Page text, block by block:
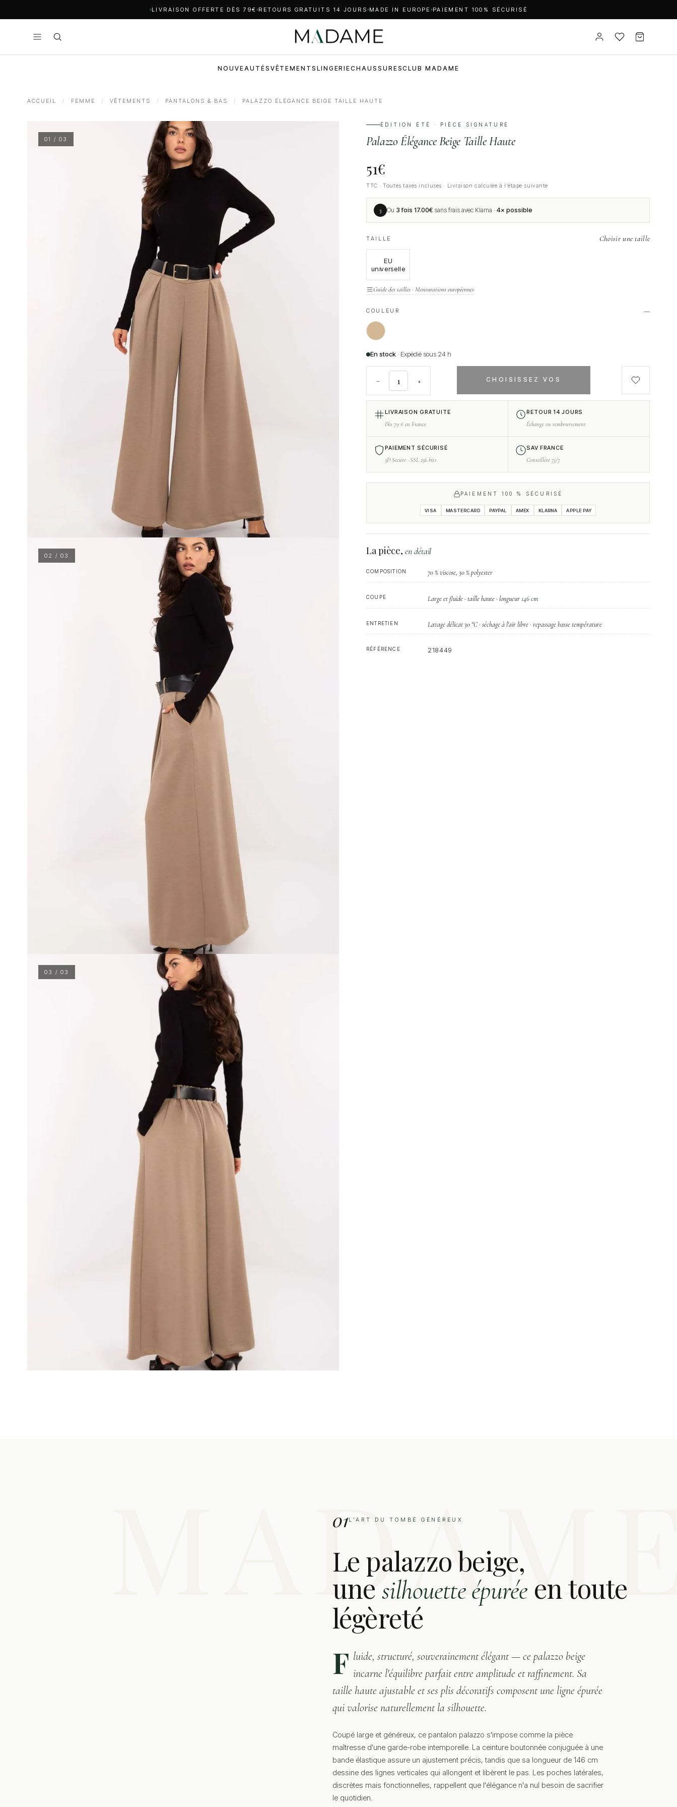
LIVRAISON OFFERTE DÈS 79€ RETOURS GRATUITS 14 JOURS MADE IN EUROPE PAIEMENT 100% SÉCURISÉ
NOUVEAUTÉS VÊTEMENTS LINGERIECHAUSSURESCLUB MADAME
ACCUEIL / FEMME / VÊTEMENTS / PANTALONS & BAS / PALAZZO ÉLÉGANCE BEIGE TAILLE HAUTE
01 / 03
02 / 03
03 / 03
ÉDITION ÉTÉ · PIÈCE SIGNATURE
Palazzo Élégance Beige Taille Haute
51€
TTC · Toutes taxes incluses · Livraison calculée à l'étape suivante
3 Ou 3 fois17.00€ sans frais avec Klarna ·4× possible
TAILLE Choisir une taille
EU
universelle
Guide des tailles · Mensurations européennes
COULEUR —
En stock · Expédié sous 24 h
− + CHOISISSEZ VOS
LIVRAISON GRATUITE
Dès 79 € en France
RETOUR 14 JOURS
Échange ou remboursement
PAIEMENT SÉCURISÉ
3D Secure · SSL 256 bits
SAV FRANCE
Conseillère 7j/7
PAIEMENT 100 % SÉCURISÉ
VISA MASTERCARD PAYPAL AMEX KLARNA APPLE PAY
La pièce,en détail
COMPOSITION 70 % viscose, 30 % polyester
COUPE Large et fluide · taille haute · longueur146 cm
ENTRETIEN Lavage délicat 30 °C · séchage à l'air libre · repassage basse température
RÉFÉRENCE 218449
01L'ART DU TOMBÉ GÉNÉREUX
Le palazzo beige,
une silhouette épurée en toute
légèreté
F luide, structuré, souverainement élégant — ce palazzo beige
incarne l'équilibre parfait entre amplitude et raffinement. Sa
taille haute ajustable et ses plis décoratifs composent une ligne épurée
qui valorise naturellement la silhouette.
Coupé large et généreux, ce pantalon palazzo s'impose comme la pièce
maîtresse d'une garde-robe intemporelle. La ceinture boutonnée conjuguée à une
bande élastique assure un ajustement précis, tandis que sa longueur de 146 cm
dessine des lignes verticales qui allongent et libèrent le pas. Les poches latérales,
discrètes mais fonctionnelles, rappellent que l'élégance n'a nul besoin de sacrifier
le quotidien.